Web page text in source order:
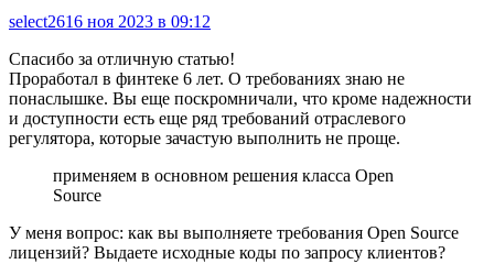
select2616 ноя 2023 в 09:12
Спасибо за отличную статью!
Проработал в финтеке 6 лет. О требованиях знаю не
понаслышке. Вы еще поскромничали, что кроме надежности
и доступности есть еще ряд требований отраслевого
регулятора, которые зачастую выполнить не проще.
применяем в основном решения класса Open
Source
У меня вопрос: как вы выполняете требования Open Source
лицензий? Выдаете исходные коды по запросу клиентов?